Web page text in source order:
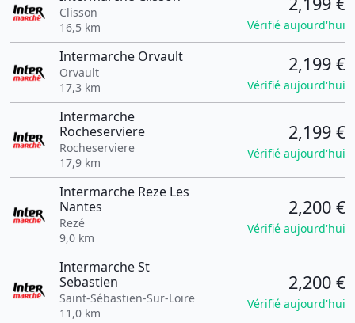
Clisson
16,5 km
Vérifié aujourd'hui
Intermarche Orvault
Orvault
17,3 km
2,199 €
Vérifié aujourd'hui
Intermarche
Rocheserviere
Rocheserviere
17,9 km
2,199 €
Vérifié aujourd'hui
Intermarche Reze Les
Nantes
Rezé
9,0 km
2,200 €
Vérifié aujourd'hui
Intermarche St
Sebastien
Saint-Sébastien-Sur-Loire
11,0 km
2,200 €
Vérifié aujourd'hui